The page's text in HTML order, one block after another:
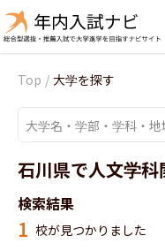
Top / 大学を探す
石川県で人文学
検索結果
1 校が見つかりました